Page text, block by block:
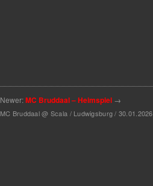
Newer:MC Bruddaal – Heimspiel →
MC Bruddaal @ Scala / Ludwigsburg / 30.01.2026